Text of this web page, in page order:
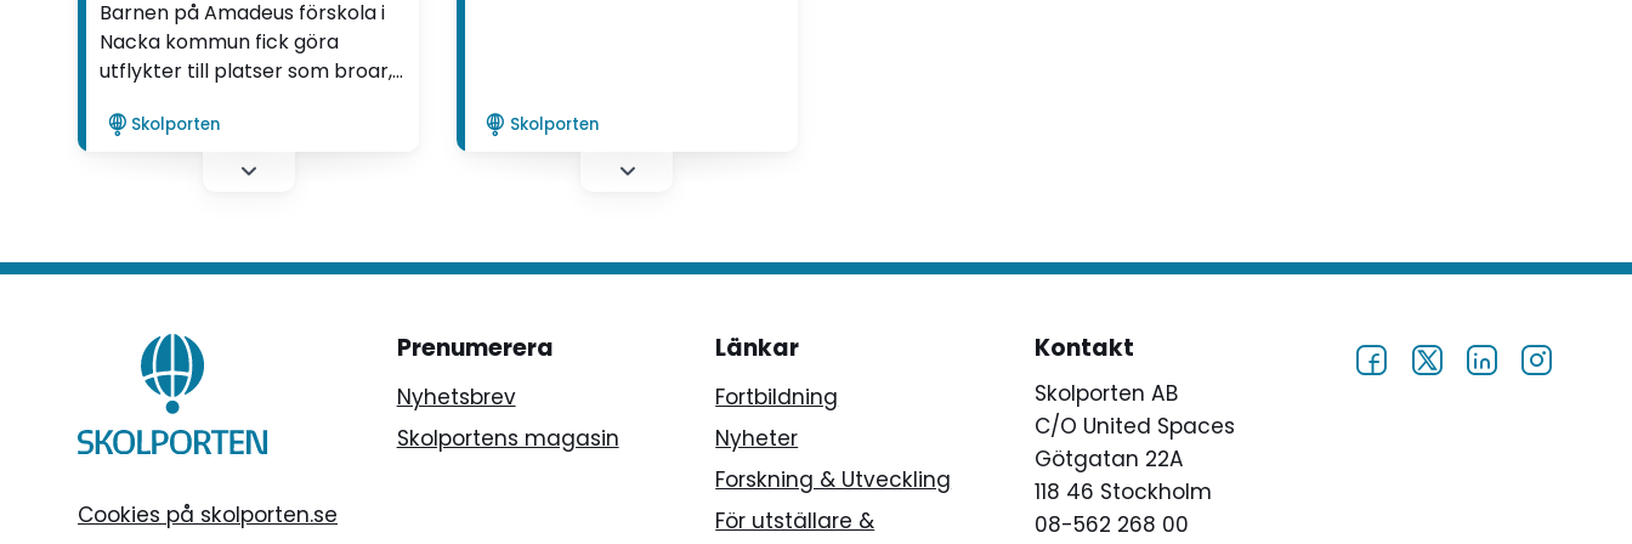
Barnen på Amadeus förskola i
Nacka kommun fick göra
utflykter till platser som broar,
även besöka varandras hem.
Syftet var att göra barnen
uppbyggnad.
Skolporten Skolporten
Cookies på skolporten.se
Prenumerera
Nyhetsbrev
Skolportens magasin
Länkar
Fortbildning
Nyheter
Forskning & Utveckling
För utställare &
Kontakt
Skolporten AB
C/O United Spaces
Götgatan 22A
118 46 Stockholm
08-562 268 00